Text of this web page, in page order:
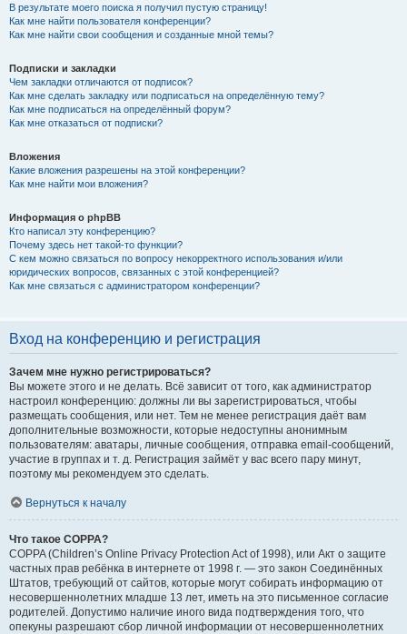
В результате моего поиска я получил пустую страницу!
Как мне найти пользователя конференции?
Как мне найти свои сообщения и созданные мной темы?
Подписки и закладки
Чем закладки отличаются от подписок?
Как мне сделать закладку или подписаться на определённую тему?
Как мне подписаться на определённый форум?
Как мне отказаться от подписки?
Вложения
Какие вложения разрешены на этой конференции?
Как мне найти мои вложения?
Информация о phpBB
Кто написал эту конференцию?
Почему здесь нет такой-то функции?
С кем можно связаться по вопросу некорректного использования и/или
юридических вопросов, связанных с этой конференцией?
Как мне связаться с администратором конференции?
Вход на конференцию и регистрация
Зачем мне нужно регистрироваться?
Вы можете этого и не делать. Всё зависит от того, как администратор
настроил конференцию: должны ли вы зарегистрироваться, чтобы
размещать сообщения, или нет. Тем не менее регистрация даёт вам
дополнительные возможности, которые недоступны анонимным
пользователям: аватары, личные сообщения, отправка email-сообщений,
участие в группах и т. д. Регистрация займёт у вас всего пару минут,
поэтому мы рекомендуем это сделать.
Вернуться к началу
Что такое COPPA?
COPPA (Children’s Online Privacy Protection Act of 1998), или Акт о защите
частных прав ребёнка в интернете от 1998 г. — это закон Соединённых
Штатов, требующий от сайтов, которые могут собирать информацию от
несовершеннолетних младше 13 лет, иметь на это письменное согласие
родителей. Допустимо наличие иного вида подтверждения того, что
опекуны разрешают сбор личной информации от несовершеннолетних